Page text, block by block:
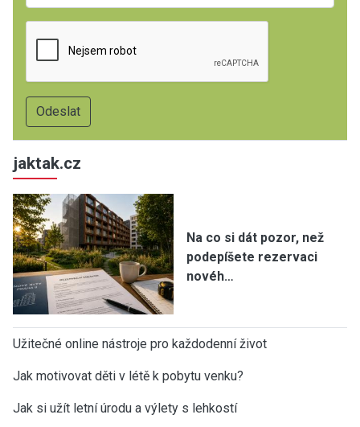
jaktak.cz
Na co si dát pozor, než
podepíšete rezervaci
novéh…
Užitečné online nástroje pro každodenní život
Jak motivovat děti v létě k pobytu venku?
Jak si užít letní úrodu a výlety s lehkostí